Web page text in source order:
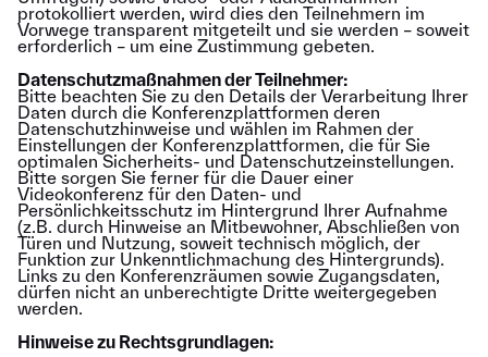
protokolliert werden, wird dies den Teilnehmern im
Vorwege transparent mitgeteilt und sie werden – soweit
erforderlich – um eine Zustimmung gebeten.
Datenschutzmaßnahmen der Teilnehmer:
Bitte beachten Sie zu den Details der Verarbeitung Ihrer
Daten durch die Konferenzplattformen deren
Datenschutzhinweise und wählen im Rahmen der
Einstellungen der Konferenzplattformen, die für Sie
optimalen Sicherheits- und Datenschutzeinstellungen.
Bitte sorgen Sie ferner für die Dauer einer
Videokonferenz für den Daten- und
Persönlichkeitsschutz im Hintergrund Ihrer Aufnahme
(z.B. durch Hinweise an Mitbewohner, Abschließen von
Türen und Nutzung, soweit technisch möglich, der
Funktion zur Unkenntlichmachung des Hintergrunds).
Links zu den Konferenzräumen sowie Zugangsdaten,
dürfen nicht an unberechtigte Dritte weitergegeben
werden.
Hinweise zu Rechtsgrundlagen: